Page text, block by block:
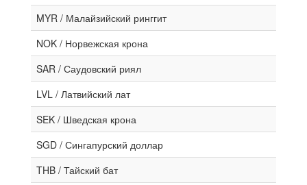
MYR / Малайзийский ринггит
NOK / Норвежская крона
SAR / Саудовский риял
LVL / Латвийский лат
SEK / Шведская крона
SGD / Сингапурский доллар
THB / Тайский бат